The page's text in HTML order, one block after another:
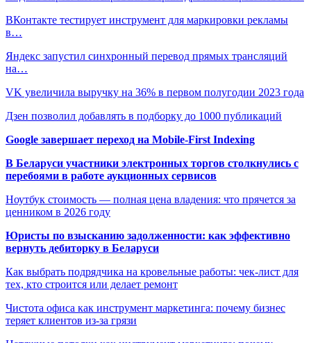
ВКонтакте тестирует инструмент для маркировки рекламы
в…
Яндекс запустил синхронный перевод прямых трансляций
на…
VK увеличила выручку на 36% в первом полугодии 2023 года
Дзен позволил добавлять в подборку до 1000 публикаций
Google завершает переход на Mobile-First Indexing
В Беларуси участники электронных торгов столкнулись с
перебоями в работе аукционных сервисов
Ноутбук стоимость — полная цена владения: что прячется за
ценником в 2026 году
Юристы по взысканию задолженности: как эффективно
вернуть дебиторку в Беларуси
Как выбрать подрядчика на кровельные работы: чек-лист для
тех, кто строится или делает ремонт
Чистота офиса как инструмент маркетинга: почему бизнес
теряет клиентов из-за грязи